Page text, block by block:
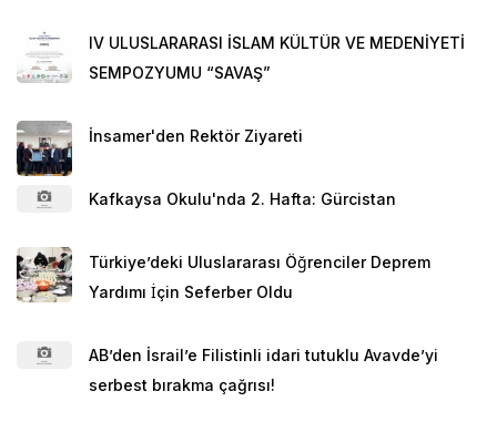
IV ULUSLARARASI İSLAM KÜLTÜR VE MEDENİYETİ
SEMPOZYUMU “SAVAŞ”
İnsamer'den Rektör Ziyareti
Kafkaysa Okulu'nda 2. Hafta: Gürcistan
Türkiye’deki Uluslararası Öğrenciler Deprem
Yardımı İçin Seferber Oldu
AB’den İsrail’e Filistinli idari tutuklu Avavde’yi
serbest bırakma çağrısı!